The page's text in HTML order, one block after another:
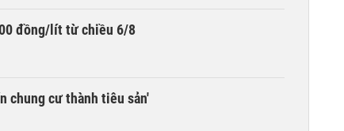
đồng/lít từ chiều 6/8
chung cư thành tiêu sản'